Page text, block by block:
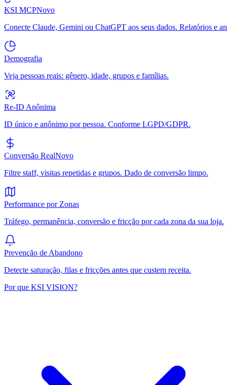
KSI MCPNovo
Conecte Claude, Gemini ou ChatGPT aos seus dados. Relatórios e
Demografia
Veja pessoas reais: gênero, idade, grupos e famílias.
Re-ID Anônima
ID único e anônimo por pessoa. Conforme LGPD/GDPR.
Conversão RealNovo
Filtre staff, visitas repetidas e grupos. Dado de conversão limpo.
Performance por Zonas
Tráfego, permanência, conversão e fricção por cada zona da sua loja.
Prevenção de Abandono
Detecte saturação, filas e fricções antes que custem receita.
Por que KSI VISION?